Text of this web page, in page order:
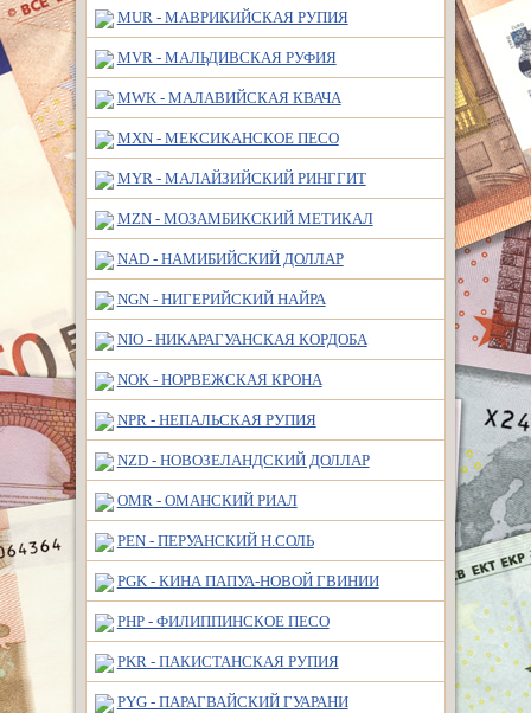
MUR - МАВРИКИЙСКАЯ РУПИЯ
MVR - МАЛЬДИВСКАЯ РУФИЯ
MWK - МАЛАВИЙСКАЯ КВАЧА
MXN - МЕКСИКАНСКОЕ ПЕСО
MYR - МАЛАЙЗИЙСКИЙ РИНГГИТ
MZN - МОЗАМБИКСКИЙ МЕТИКАЛ
NAD - НАМИБИЙСКИЙ ДОЛЛАР
NGN - НИГЕРИЙСКИЙ НАЙРА
NIO - НИКАРАГУАНСКАЯ КОРДОБА
NOK - НОРВЕЖСКАЯ КРОНА
NPR - НЕПАЛЬСКАЯ РУПИЯ
NZD - НОВОЗЕЛАНДСКИЙ ДОЛЛАР
OMR - ОМАНCКИЙ РИАЛ
PEN - ПЕРУАНСКИЙ Н.СОЛЬ
PGK - КИНА ПАПУА-НОВОЙ ГВИНИИ
PHP - ФИЛИППИНСКОЕ ПEСО
PKR - ПАКИСТАНCКАЯ РУПИЯ
PYG - ПАРАГВАЙСКИЙ ГУАРАНИ